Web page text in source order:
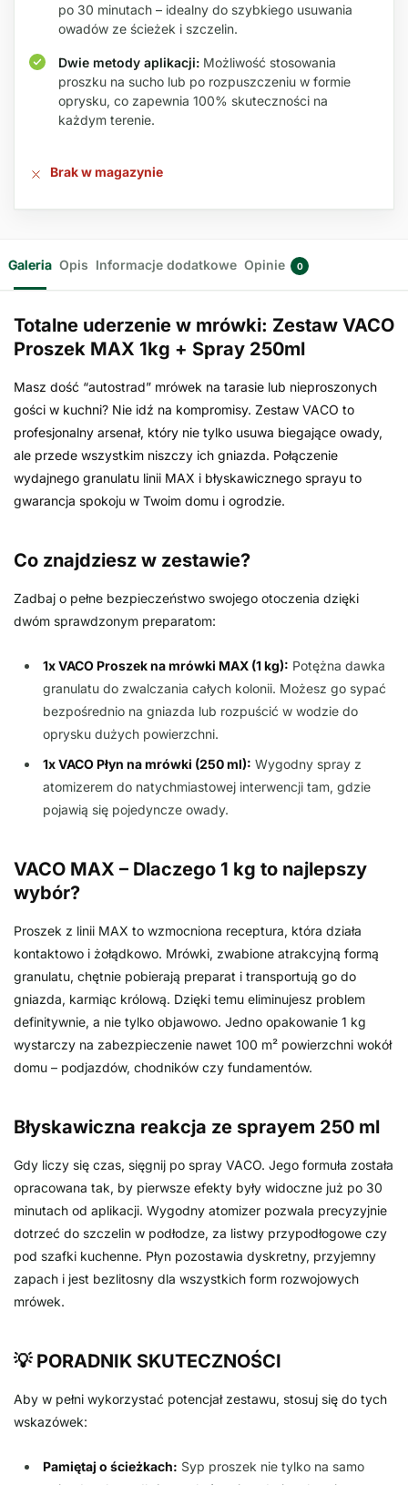
po 30 minutach – idealny do szybkiego usuwania
owadów ze ścieżek i szczelin.
Dwie metody aplikacji: Możliwość stosowania
proszku na sucho lub po rozpuszczeniu w formie
oprysku, co zapewnia 100% skuteczności na
każdym terenie.
Brak w magazynie
Galeria Opis Informacje dodatkowe Opinie 0
Totalne uderzenie w mrówki: Zestaw VACO
Proszek MAX 1kg + Spray 250ml
Masz dość “autostrad” mrówek na tarasie lub nieproszonych
gości w kuchni? Nie idź na kompromisy. Zestaw VACO to
profesjonalny arsenał, który nie tylko usuwa biegające owady,
ale przede wszystkim niszczy ich gniazda. Połączenie
wydajnego granulatu linii MAX i błyskawicznego sprayu to
gwarancja spokoju w Twoim domu i ogrodzie.
Co znajdziesz w zestawie?
Zadbaj o pełne bezpieczeństwo swojego otoczenia dzięki
dwóm sprawdzonym preparatom:
1x VACO Proszek na mrówki MAX (1 kg): Potężna dawka
granulatu do zwalczania całych kolonii. Możesz go sypać
bezpośrednio na gniazda lub rozpuścić w wodzie do
oprysku dużych powierzchni.
1x VACO Płyn na mrówki (250 ml): Wygodny spray z
atomizerem do natychmiastowej interwencji tam, gdzie
pojawią się pojedyncze owady.
VACO MAX – Dlaczego 1 kg to najlepszy
wybór?
Proszek z linii MAX to wzmocniona receptura, która działa
kontaktowo i żołądkowo. Mrówki, zwabione atrakcyjną formą
granulatu, chętnie pobierają preparat i transportują go do
gniazda, karmiąc królową. Dzięki temu eliminujesz problem
definitywnie, a nie tylko objawowo. Jedno opakowanie 1 kg
wystarczy na zabezpieczenie nawet 100 m² powierzchni wokół
domu – podjazdów, chodników czy fundamentów.
Błyskawiczna reakcja ze sprayem 250 ml
Gdy liczy się czas, sięgnij po spray VACO. Jego formuła została
opracowana tak, by pierwsze efekty były widoczne już po 30
minutach od aplikacji. Wygodny atomizer pozwala precyzyjnie
dotrzeć do szczelin w podłodze, za listwy przypodłogowe czy
pod szafki kuchenne. Płyn pozostawia dyskretny, przyjemny
zapach i jest bezlitosny dla wszystkich form rozwojowych
mrówek.
💡 PORADNIK SKUTECZNOŚCI
Aby w pełni wykorzystać potencjał zestawu, stosuj się do tych
wskazówek:
Pamiętaj o ścieżkach: Syp proszek nie tylko na samo